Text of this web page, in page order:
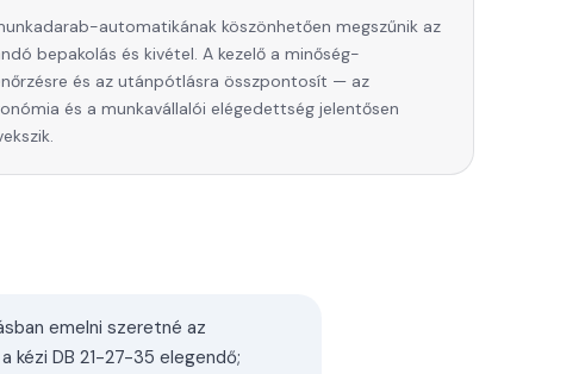
automatikának köszönhetően megszűnik az
bepakolás és kivétel. A kezelő a minőség-
és az utánpótlásra összpontosít — az
és a munkavállalói elégedettség jelentősen
emelni szeretné az
kézi DB 21-27-35 elegendő;